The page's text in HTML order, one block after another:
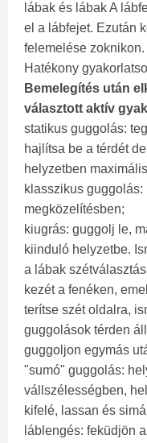
lábak és lábak A
el a lábfejet. Ezután
felemelése zoknikon.
Hatékony
Bemelegítés után
választott aktív
statikus guggolás:
hajlítsa be a térdét
helyzetben
klasszikus
megközelítésben;
kiugrás: guggolj le,
kiinduló helyzetbe.
a lábak
kezét a fenéken,
terítse szét oldalra,
guggolások térden
guggoljon egymás
"sumó" guggolás:
vállszélességben,
kifelé, lassan és
láblengés: feküdjön